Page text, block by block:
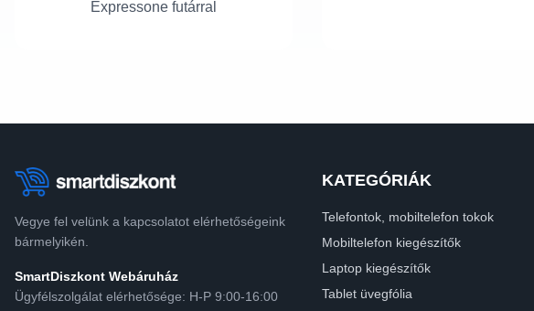
Expressone futárral
Vegye fel velünk a kapcsolatot elérhetőségeink
bármelyikén.
SmartDiszkont Webáruház
Ügyfélszolgálat elérhetősége: H-P 9:00-16:00
KATEGÓRIÁK
Telefontok, mobiltelefon tokok
Mobiltelefon kiegészítők
Laptop kiegészítők
Tablet üvegfólia